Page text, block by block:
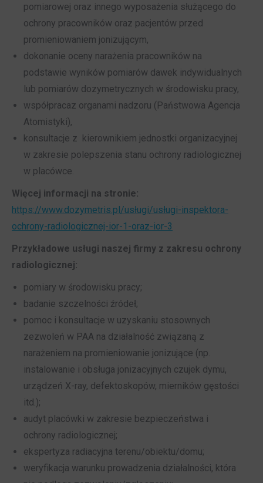
pomiarowej oraz innego wyposażenia służącego do
ochrony pracowników oraz pacjentów przed
promieniowaniem jonizującym,
dokonanie oceny narażenia pracowników na
podstawie wyników pomiarów dawek indywidualnych
lub pomiarów dozymetrycznych w środowisku pracy,
współpracaz organami nadzoru (Państwowa Agencja
Atomistyki),
konsultacje z kierownikiem jednostki organizacyjnej
w zakresie polepszenia stanu ochrony radiologicznej
w placówce.
Więcej informacji na stronie:
https://www.dozymetris.pl/usługi/usługi-inspektora-
ochrony-radiologicznej-ior-1-oraz-ior-3
Przykładowe usługi naszej firmy z zakresu ochrony
radiologicznej:
pomiary w środowisku pracy;
badanie szczelności źródeł;
pomoc i konsultacje w uzyskaniu stosownych
zezwoleń w PAA na działalność związaną z
narażeniem na promieniowanie jonizujące (np.
instalowanie i obsługa jonizacyjnych czujek dymu,
urządzeń X-ray, defektoskopów, mierników gęstości
itd.);
audyt placówki w zakresie bezpieczeństwa i
ochrony radiologicznej;
ekspertyza radiacyjna terenu/obiektu/domu;
weryfikacja warunku prowadzenia działalności, która